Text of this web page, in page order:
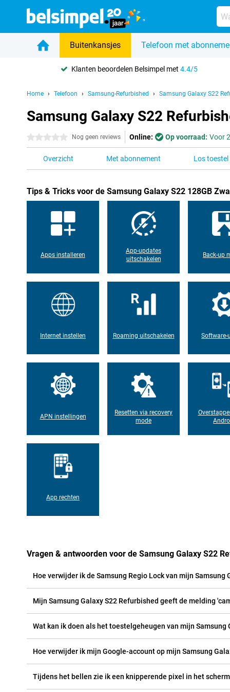
Buitenkansjes Telefoon met
Klanten beoordelen Belsimpel met4.4/5
Home Telefoon Samsung-Refurbished Samsung Galaxy S22
Samsung Galaxy S22
0 sterren Nog geen reviews Online: Op voorraad: Voor
Overzicht Met abonnement Los toestel
Tips & Tricks voor de Samsung Galaxy S22 128GB
Apps installeren
App-updates
uitschakelen
Back-up
Internet instellen Roaming uitschakelen Software-
APN instellingen
Resetten via recovery
mode
App rechten
Vragen & antwoorden voor de Samsung Galaxy S22
Hoe verwijder ik de Samsung Regio Lock van mijn Samsung
Mijn Samsung Galaxy S22 Refurbished geeft de melding
Wat kan ik doen als het toestelgeheugen van mijn Samsung
Hoe verwijder ik mijn Google-account op mijn Samsung
Tijdens het bellen zie ik een knipperende pixel in het